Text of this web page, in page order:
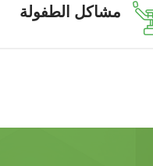
مشاكل الطفولة